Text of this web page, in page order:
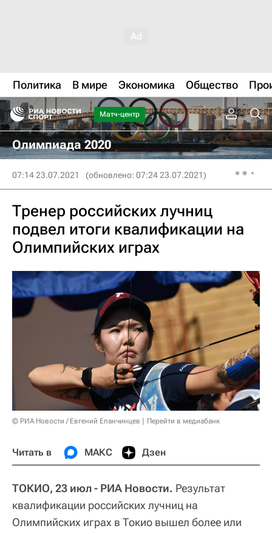
Политика В мире Экономика Общество
Матч-центр
Олимпиада 2020
07:14 23.07.2021 (обновлено: 07:24 23.07.2021)
Тренер российских лучниц
подвел итоги квалификации на
Олимпийских играх
© РИА Новости / Евгений Епанчинцев Перейти в медиабанк
Читать в МАКС Дзен
ТОКИО, 23 июл - РИА Новости. Результат
квалификации российских лучниц на
Олимпийских играх в Токио вышел более или